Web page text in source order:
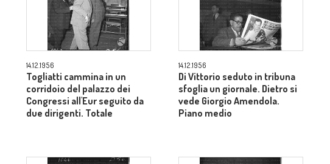
14.12.1956
Togliatti cammina in un
corridoio del palazzo dei
Congressi all'Eur seguito da
due dirigenti. Totale
14.12.1956
Di Vittorio seduto in tribuna
sfoglia un giornale. Dietro si
vede Giorgio Amendola.
Piano medio